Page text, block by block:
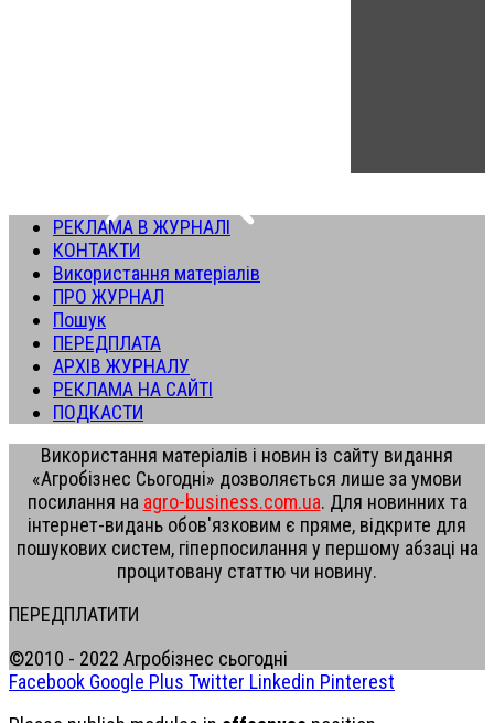
РЕКЛАМА В ЖУРНАЛІ
КОНТАКТИ
Використання матеріалів
ПРО ЖУРНАЛ
Пошук
ПЕРЕДПЛАТА
АРХІВ ЖУРНАЛУ
РЕКЛАМА НА САЙТІ
ПОДКАСТИ
Використання матеріалів і новин із сайту видання
«Агробізнес Сьогодні» дозволяється лише за умови
посилання на agro-business.com.ua. Для новинних та
інтернет-видань обов'язковим є пряме, відкрите для
пошукових систем, гіперпосилання у першому абзаці на
процитовану статтю чи новину.
ПЕРЕДПЛАТИТИ
©2010 - 2022 Агробізнес сьогодні
Facebook Google Plus Twitter Linkedin Pinterest